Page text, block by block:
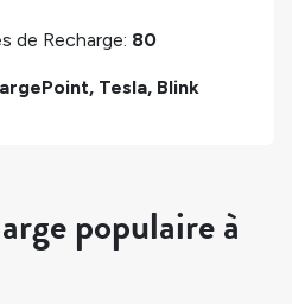
de Recharge: 80
Tesla, Blink
populaire à